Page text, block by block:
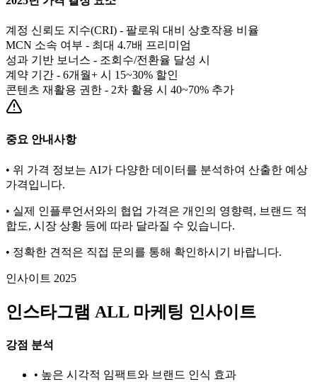
계정 신뢰도 지수(CRI) - 팔로워 대비 상호작용 비율
MCN 소속 여부 - 최대 4.7배 프리미엄
성과 기반 보너스 - 조회수/전환율 달성 시
계약 기간 - 6개월+ 시 15~30% 할인
콘텐츠 재활용 권한 - 2차 활용 시 40~70% 추가
중요 안내사항
• 위 가격 정보는 AI가 다양한 데이터를 분석하여 산출한 예상
가격입니다.
• 실제 인플루언서와의 협업 가격은 개인의 영향력, 브랜드 적
합도, 시장 상황 등에 따라 달라질 수 있습니다.
• 정확한 견적은 직접 문의를 통해 확인하시기 바랍니다.
인사이트 2025
인스타그램 ALL 마케팅 인사이트
강점 분석
• 높은 시각적 임팩트와 브랜드 인식 효과